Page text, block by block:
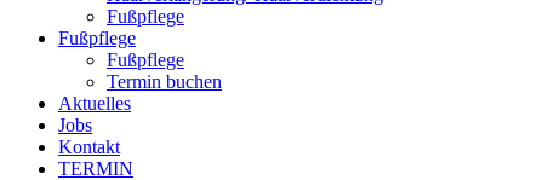
Fußpflege
Fußpflege
Fußpflege
Termin buchen
Aktuelles
Jobs
Kontakt
TERMIN